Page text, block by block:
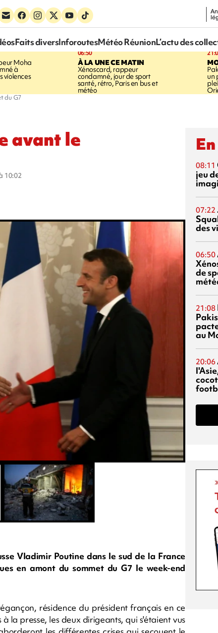
Faits diversInforoutesMétéo RéunionL’actu des
Moha
à
violences
06:50
À LA UNE CE MATIN
Xénoscard, rappeur
condamné, jour de sport
santé, rétro, Paris en bus et
météo
un
du G7
avant le
10:02
Vladimir Poutine dans le sud de la France
en amont du sommet du G7 le week-end
résidence du président français en ce
la presse, les deux dirigeants, qui s'étaient vus
08:11
jeu
07:22
des
06:50
de
21:08
au
20:06